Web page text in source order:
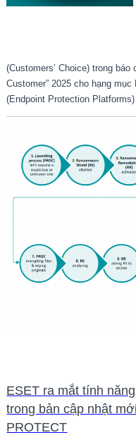
(Customers’ Choice) trong
Customer” 2025 cho hạng
(Endpoint Protection
ESET ra mắt tính
trong bản cập nhật
PROTECT